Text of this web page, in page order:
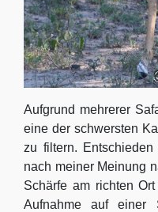
Aufgrund mehrerer
eine der schwersten
zu filtern.
nach meiner Meinung
Schärfe am richten
Aufnahme auf einer